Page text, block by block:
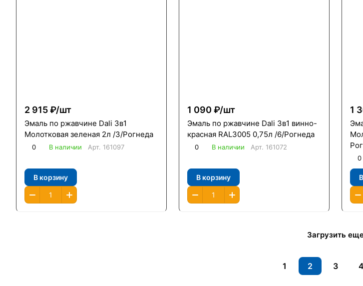
2 915 ₽/шт
Эмаль по ржавчине Dali 3в1
Молотковая зеленая 2л /3/Рогнеда
0 В наличии Арт. 161097
В корзину
1 090 ₽/шт
Эмаль по ржавчине Dali 3в1 винно-
красная RAL3005 0,75л /6/Рогнеда
0 В наличии Арт. 161072
В корзину
1
0
Загрузить
1 2 3 4